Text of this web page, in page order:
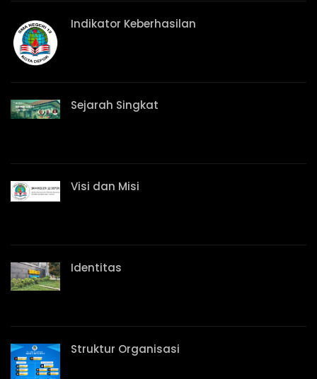
Indikator Keberhasilan
Sejarah Singkat
Visi dan Misi
Identitas
Struktur Organisasi